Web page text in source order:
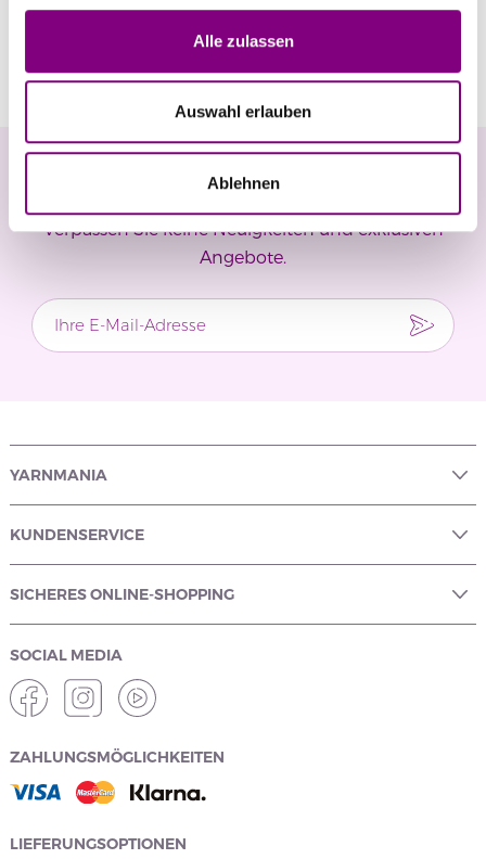
Alle zulassen
Auswahl erlauben
Ablehnen
Newsletter
Verpassen Sie keine Neuigkeiten und exklusiven
Angebote.
YARNMANIA
KUNDENSERVICE
SICHERES ONLINE-SHOPPING
SOCIAL MEDIA
ZAHLUNGSMÖGLICHKEITEN
LIEFERUNGSOPTIONEN